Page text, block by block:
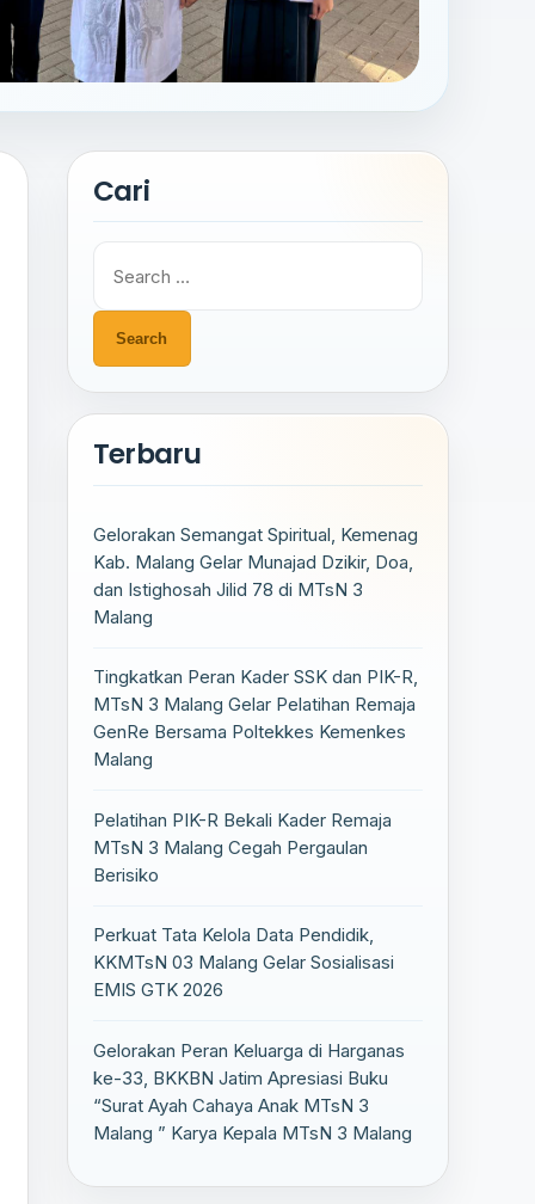
Cari
for:
Terbaru
Gelorakan Semangat Spiritual, Kemenag
Kab. Malang Gelar Munajad Dzikir, Doa,
dan Istighosah Jilid 78 di MTsN 3
Malang
Tingkatkan Peran Kader SSK dan PIK-R,
MTsN 3 Malang Gelar Pelatihan Remaja
GenRe Bersama Poltekkes Kemenkes
Malang
Pelatihan PIK-R Bekali Kader Remaja
MTsN 3 Malang Cegah Pergaulan
Berisiko
Perkuat Tata Kelola Data Pendidik,
KKMTsN 03 Malang Gelar Sosialisasi
EMIS GTK 2026
Gelorakan Peran Keluarga di Harganas
ke-33, BKKBN Jatim Apresiasi Buku
“Surat Ayah Cahaya Anak MTsN 3
Malang ” Karya Kepala MTsN 3 Malang